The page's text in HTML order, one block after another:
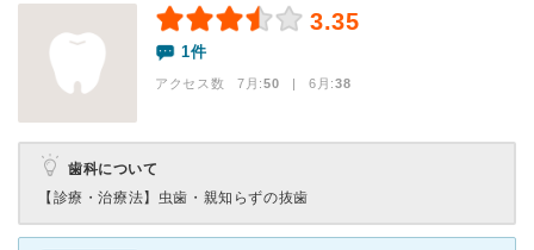
3.35
1件
アクセス数 7月:50 | 6月:38
歯科について
【診療・治療法】 虫歯・親知らずの抜歯